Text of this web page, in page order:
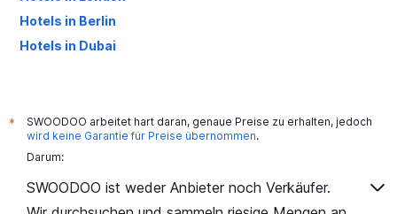
Hotels in Berlin
Hotels in Dubai
*
SWOODOO arbeitet hart daran, genaue Preise zu erhalten, jedoch
wird keine Garantie für Preise übernommen.
Darum:
SWOODOO ist weder Anbieter noch Verkäufer.